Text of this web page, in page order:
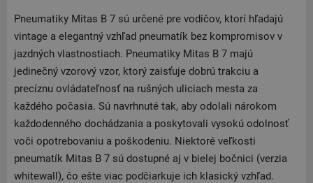
Pneumatiky Mitas B 7 sú určené pre vodičov, ktorí hľadajú
vintage a elegantný vzhľad pneumatík bez kompromisov v
jazdných vlastnostiach. Pneumatiky Mitas B 7 majú
jedinečný vzorový vzor, ktorý zaisťuje dobrú trakciu a
precíznu ovládateľnosť na rušných uliciach mesta za
každého počasia. Sú navrhnuté tak, aby odolali nárokom
každodenného dochádzania a poskytovali vysokú odolnosť
voči opotrebovaniu a poškodeniu. Niektoré veľkosti
pneumatík Mitas B 7 sú dostupné aj v bielej bočnici (verzia
whitewall), čo ešte viac podčiarkuje ich klasický vzhľad.